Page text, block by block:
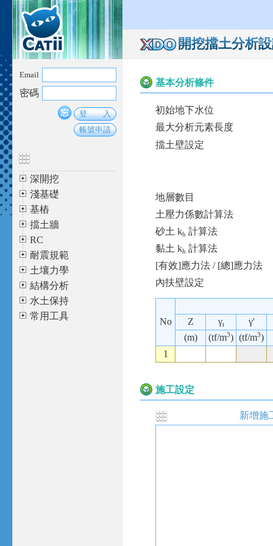
開挖擋土分析
Email
密碼
深開挖
淺基礎
基樁
擋土牆
RC
耐震規範
土壤力學
結構分析
水土保持
常用工具
基本分析條件
初始地下水位
最大分析元素長度
擋土壁設定
地層數目
土壓力係數計算法
砂土 kh 計算法
黏土 kh 計算法
[有效]應力法 / [總]應力法
內扶壁設定
No Z γt
γ'
(m)
(tf/m3) (tf/m3)
1
施工設定
新增施